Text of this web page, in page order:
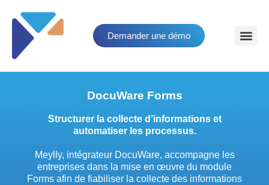
Demander une démo
DocuWare Forms
Structurer la collecte d’informations et
automatiser les processus.
Meylly, intégrateur DocuWare, accompagne les
entreprises dans la mise en œuvre du module
Forms afin de fiabiliser la collecte des informations